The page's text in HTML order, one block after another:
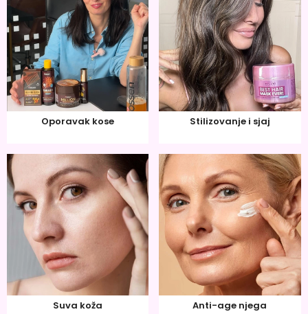
Oporavak kose Stilizovanje i sjaj
Suva koža Anti-age njega